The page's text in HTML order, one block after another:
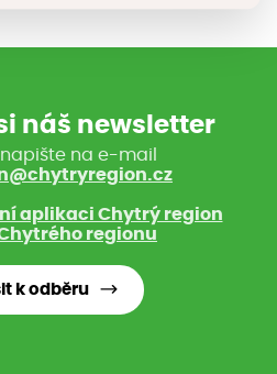
náš newsletter
na e-mail
aplikaci Chytrý region
regionu
k odběru